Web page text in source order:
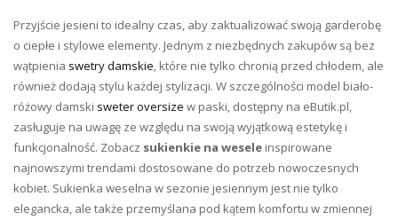
Przyjście jesieni to idealny czas, aby zaktualizować swoją garderobę
o ciepłe i stylowe elementy. Jednym z niezbędnych zakupów są bez
wątpienia swetry damskie, które nie tylko chronią przed chłodem, ale
również dodają stylu każdej stylizacji. W szczególności model biało-
różowy damski sweter oversize w paski, dostępny na eButik.pl,
zasługuje na uwagę ze względu na swoją wyjątkową estetykę i
funkcjonalność. Zobacz sukienkie na wesele inspirowane
najnowszymi trendami dostosowane do potrzeb nowoczesnych
kobiet. Sukienka weselna w sezonie jesiennym jest nie tylko
elegancka, ale także przemyślana pod kątem komfortu w zmiennej